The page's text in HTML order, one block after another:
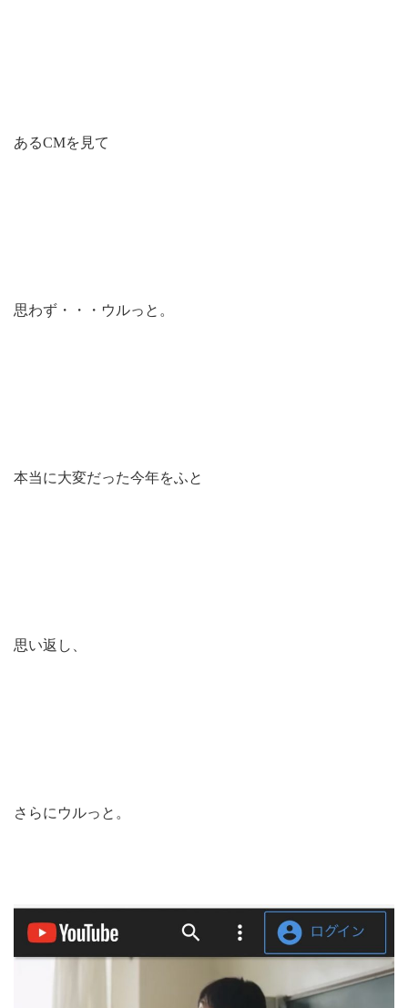
あるCMを見て
思わず・・・ウルっと。
本当に大変だった今年をふと
思い返し、
さらにウルっと。